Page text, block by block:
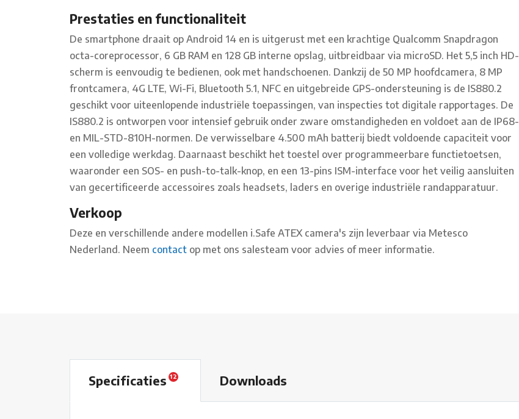
Prestaties en functionaliteit
De smartphone draait op Android 14 en is uitgerust met een krachtige Qualcomm Snapdragon
octa-coreprocessor, 6 GB RAM en 128 GB interne opslag, uitbreidbaar via microSD. Het 5,5 inch HD-
scherm is eenvoudig te bedienen, ook met handschoenen. Dankzij de 50 MP hoofdcamera, 8 MP
frontcamera, 4G LTE, Wi-Fi, Bluetooth 5.1, NFC en uitgebreide GPS-ondersteuning is de IS880.2
geschikt voor uiteenlopende industriële toepassingen, van inspecties tot digitale rapportages. De
IS880.2 is ontworpen voor intensief gebruik onder zware omstandigheden en voldoet aan de IP68-
en MIL-STD-810H-normen. De verwisselbare 4.500 mAh batterij biedt voldoende capaciteit voor
een volledige werkdag. Daarnaast beschikt het toestel over programmeerbare functietoetsen,
waaronder een SOS- en push-to-talk-knop, en een 13-pins ISM-interface voor het veilig aansluiten
van gecertificeerde accessoires zoals headsets, laders en overige industriële randapparatuur.
Verkoop
Deze en verschillende andere modellen i.Safe ATEX camera's zijn leverbaar via Metesco
Nederland. Neem contact op met ons salesteam voor advies of meer informatie.
Specificaties12 Downloads